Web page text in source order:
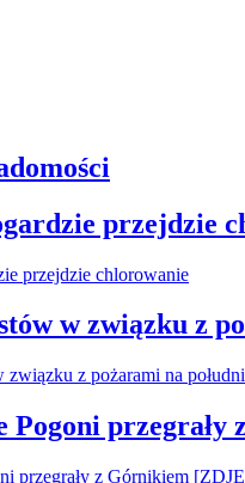
przejdzie
w związku z
Pogoni